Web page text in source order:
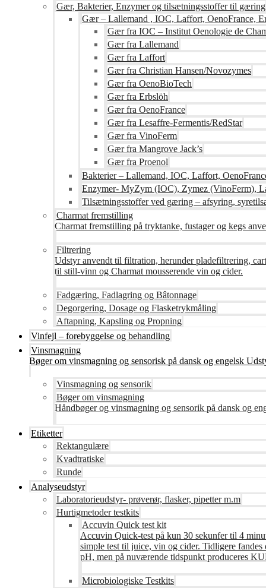
Gær, Bakterier, Enzymer og tilsætningsstoffer til gæring
Gær – Lallemand , IOC, Laffort, OenoFrance,
Gær fra IOC – Institut Oenologie de
Gær fra Lallemand
Gær fra Laffort
Gær fra Christian Hansen/Novozymes
Gær fra OenoBioTech
Gær fra Erbslöh
Gær fra OenoFrance
Gær fra Lesaffre-Fermentis/RedStar
Gær fra VinoFerm
Gær fra Mangrove Jack’s
Gær fra Proenol
Bakterier – Lallemand, IOC, Laffort,
Enzymer- MyZym (IOC), Zymez (VinoFerm),
Tilsætningsstoffer ved gæring – afsyring,
Charmat fremstilling
Charmat fremstilling på tryktanke, fustager og kegs
Filtrering
Udstyr anvendt til filtration, herunder pladefiltrering,
til still-vinn og Charmat mousserende vin og cider.
Fadgæring, Fadlagring og Bâtonnage
Degorgering, Dosage og Flasketrykmåling
Aftapning, Kapsling og Propning
Vinfejl – forebyggelse og behandling
Vinsmagning
Bøger om vinsmagning og sensorisk på dansk og engelsk
Vinsmagning og sensorik
Bøger om vinsmagning
Håndbøger og vinsmagning og sensorik på dansk og
Etiketter
Rektangulære
Kvadtratiske
Runde
Analyseudstyr
Laboratorieudstyr- prøverør, flasker, pipetter m.m
Hurtigmetoder testkits
Accuvin Quick test kit
Accuvin Quick-test på kun 30 sekunfer til 4
simple test til juice, vin og cider. Tidligere
pH, men på nuværende tidspunkt produceres
Microbiologiske Testkits